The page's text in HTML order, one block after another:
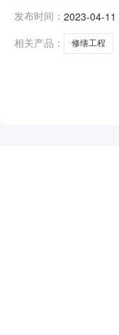
工费(元)：
发布时间： 2023-04-11
相关产品：
修缮工程